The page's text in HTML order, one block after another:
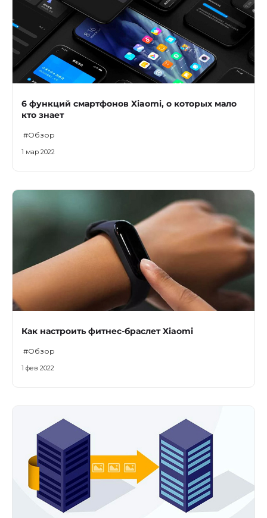
6 функций смартфонов Xiaomi, о которых мало
кто знает
#Обзор
1 мар 2022
Как настроить фитнес-браслет Xiaomi
#Обзор
1 фев 2022